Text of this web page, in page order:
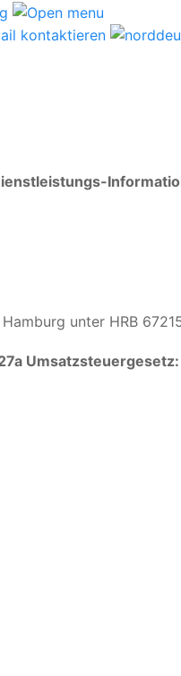
unter HRB
Umsatzsteuergesetz: